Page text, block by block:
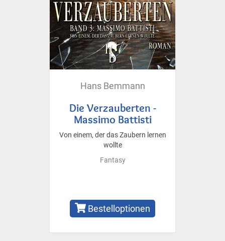
Hans Bemmann
Die Verzauberten -
Massimo Battisti
Von einem, der das Zaubern lernen
wollte
Fantasy
Bestelloptionen